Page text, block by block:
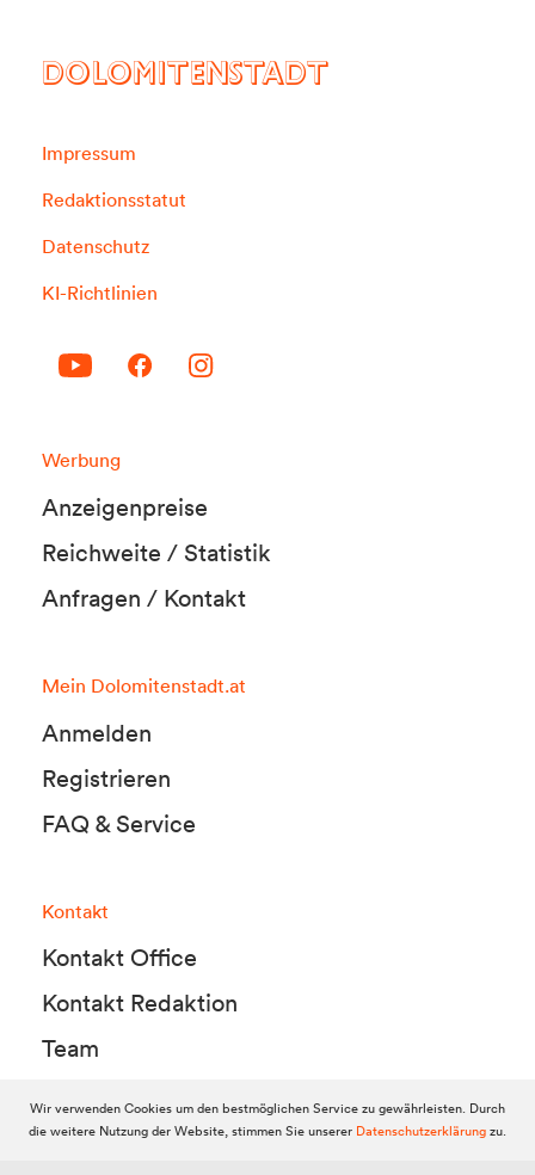
DOLOMITENSTADT
Impressum
Redaktionsstatut
Datenschutz
KI-Richtlinien
Werbung
Anzeigenpreise
Reichweite / Statistik
Anfragen / Kontakt
Mein Dolomitenstadt.at
Anmelden
Registrieren
FAQ & Service
Kontakt
Kontakt Office
Kontakt Redaktion
Team
© 2010-2026 Dolomitenstadt.at
Wir verwenden Cookies um den bestmöglichen Service zu gewährleisten. Durch
die weitere Nutzung der Website, stimmen Sie unserer Datenschutzerklärungzu.